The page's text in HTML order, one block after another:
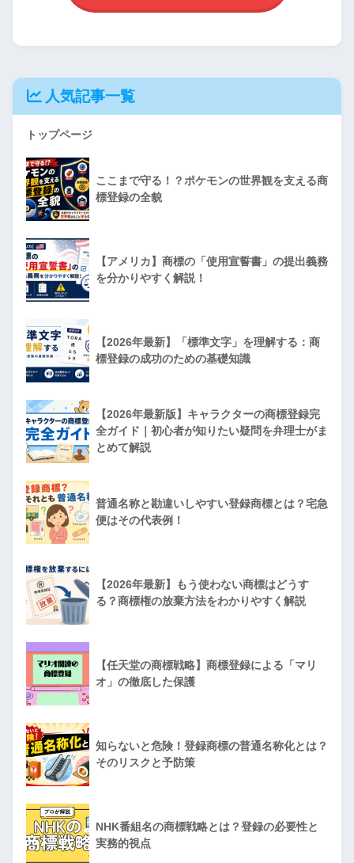
人気記事一覧
トップページ
ここまで守る！？ポケモンの世界観を支える商
標登録の全貌
【アメリカ】商標の「使用宣誓書」の提出義務
を分かりやすく解説！
【2026年最新】「標準文字」を理解する：商
標登録の成功のための基礎知識
【2026年最新版】キャラクターの商標登録完
全ガイド｜初心者が知りたい疑問を弁理士がま
とめて解説
普通名称と勘違いしやすい登録商標とは？宅急
便はその代表例！
【2026年最新】もう使わない商標はどうす
る？商標権の放棄方法をわかりやすく解説
【任天堂の商標戦略】商標登録による「マリ
オ」の徹底した保護
知らないと危険！登録商標の普通名称化とは？
そのリスクと予防策
NHK番組名の商標戦略とは？登録の必要性と
実務的視点